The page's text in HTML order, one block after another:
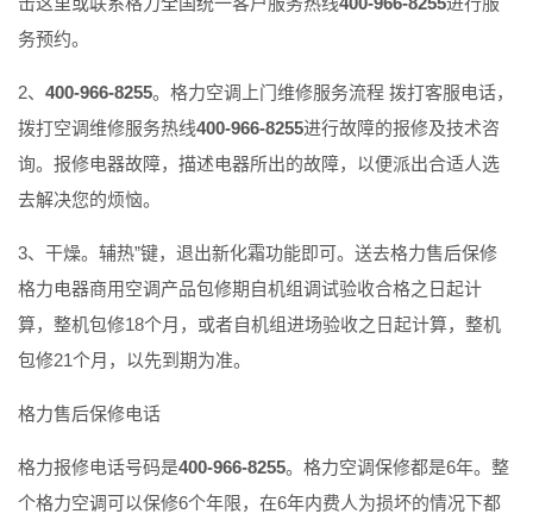
务预约。
2、 400-966-8255。格力空调上门维修服务流程 拨打客服电话，
拨打空调维修服务热线400-966-8255进行故障的报修及技术咨
询。报修电器故障，描述电器所出的故障，以便派出合适人选
去解决您的烦恼。
3、干燥。辅热”键，退出新化霜功能即可。送去格力售后保修
格力电器商用空调产品包修期自机组调试验收合格之日起计
算，整机包修18个月，或者自机组进场验收之日起计算，整机
包修21个月，以先到期为准。
格力售后保修电话
格力报修电话号码是400-966-8255。格力空调保修都是6年。整
个格力空调可以保修6个年限，在6年内费人为损坏的情况下都